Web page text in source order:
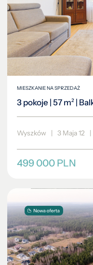
MIESZKANIE NA SPRZEDAŻ
3 pokoje | 57 m² |
Wyszków 3 Maja 12
499 000 PLN